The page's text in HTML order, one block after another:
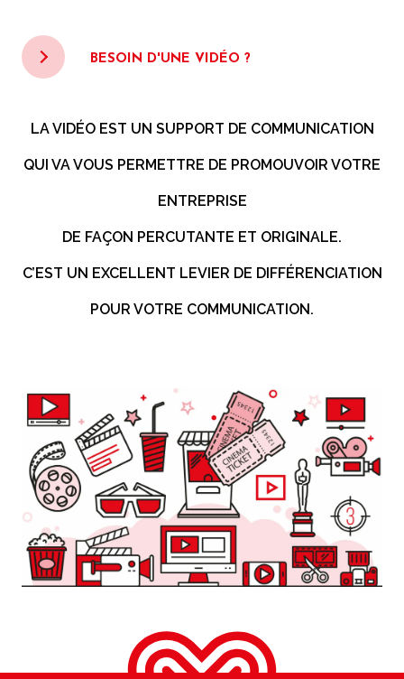
BESOIN D'UNE VIDÉO ?
LA VIDÉO EST UN SUPPORT DE COMMUNICATION
QUI VA VOUS PERMETTRE DE PROMOUVOIR VOTRE
ENTREPRISE
DE FAÇON PERCUTANTE ET ORIGINALE.
C’EST UN EXCELLENT LEVIER DE DIFFÉRENCIATION
POUR VOTRE COMMUNICATION.